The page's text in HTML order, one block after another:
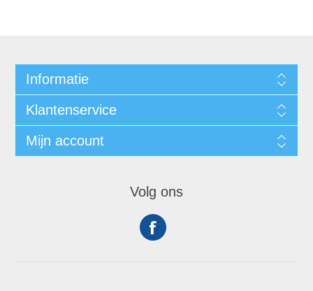
Informatie
Klantenservice
Mijn account
Volg ons